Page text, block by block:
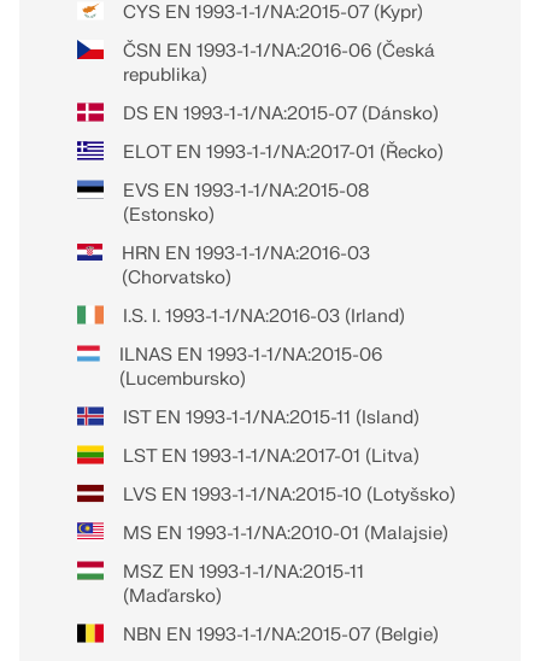
CYS EN 1993-1-1/NA:2015-07 (Kypr)
ČSN EN 1993-1-1/NA:2016-06 (Česká
republika)
DS EN 1993-1-1/NA:2015-07 (Dánsko)
ELOT EN 1993-1-1/NA:2017-01 (Řecko)
EVS EN 1993-1-1/NA:2015-08
(Estonsko)
HRN EN 1993-1-1/NA:2016-03
(Chorvatsko)
I.S. I. 1993-1-1/NA:2016-03 (Irland)
ILNAS EN 1993-1-1/NA:2015-06
(Lucembursko)
IST EN 1993-1-1/NA:2015-11 (Island)
LST EN 1993-1-1/NA:2017-01 (Litva)
LVS EN 1993-1-1/NA:2015-10 (Lotyšsko)
MS EN 1993-1-1/NA:2010-01 (Malajsie)
MSZ EN 1993-1-1/NA:2015-11
(Maďarsko)
NBN EN 1993-1-1/NA:2015-07 (Belgie)